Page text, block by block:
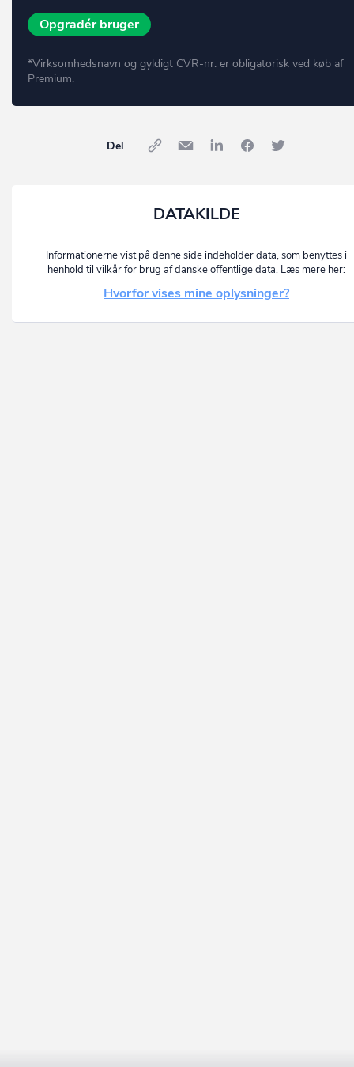
Opgradér bruger
*Virksomhedsnavn og gyldigt CVR-nr. er obligatorisk ved køb af
Premium.
Del
DATAKILDE
Informationerne vist på denne side indeholder data, som benyttes i
henhold til vilkår for brug af danske offentlige data. Læs mere her:
Hvorfor vises mine oplysninger?